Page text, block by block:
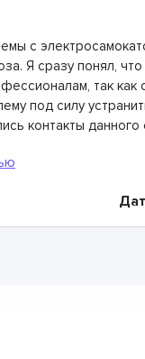
с
Я сразу понял,
так как
под силу
контакты данного
диагностику и
же день, огромное